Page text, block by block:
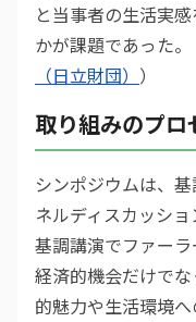
と当事者の生活実
かが課題であった。
（日立財団） ）
取り組みのプロ
シンポジウムは、
ネルディスカッシ
基調講演でファー
経済的機会だけで
的魅力や生活環境